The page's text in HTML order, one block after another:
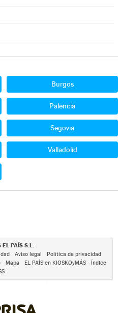
Burgos
Palencia
Segovia
Valladolid
EL PAÍS S.L.
Aviso legal
Política de privacidad
Mapa EL PAÍS en KIOSKOyMÁS
Índice